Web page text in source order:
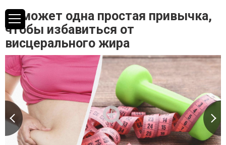
Поможет одна простая привычка,
чтобы избавиться от
висцерального жира